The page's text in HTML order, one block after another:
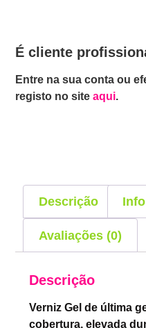
É cliente
Entre na sua conta ou
registo no siteaqui.
Descrição
Avaliações (0)
Descrição
Verniz Gel de última
cobertura, elevada